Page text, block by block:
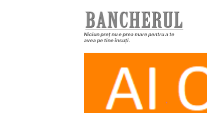
Niciun preț nu e prea mare pentru a te
avea pe tine însuți.